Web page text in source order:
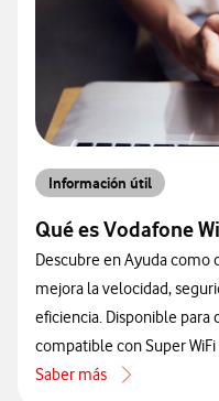
Información útil
Qué es Vodafone
Descubre en Ayuda como
mejora la velocidad,
eficiencia. Disponible
compatible con Super WiFi
Saber más
acerca de Qué es Vodafone